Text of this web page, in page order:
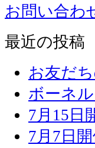
お問い合わ
最近の投稿
お友だ
ボーネ
7月15日
7月7日